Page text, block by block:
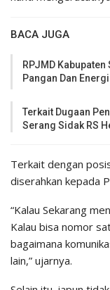
BACA JUGA
RPJMD
Pangan Dan
Terkait Dugaan
Serang Sidak RS
Terkait dengan
diserahkan kepada
“Kalau Sekarang
Kalau bisa nomor
bagaimana
lain,” ujarnya.